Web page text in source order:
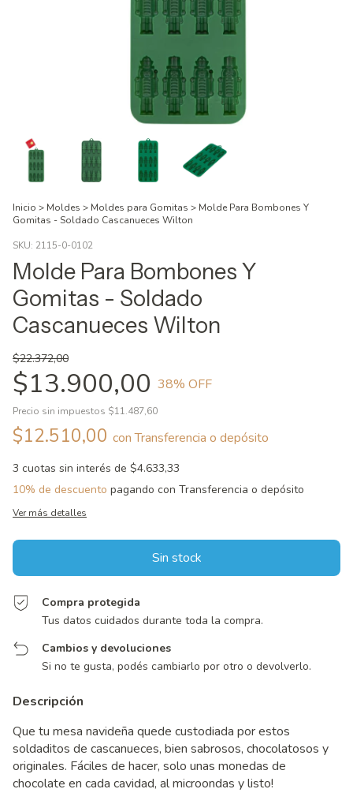
Inicio > Moldes > Moldes para Gomitas > Molde Para Bombones Y
Gomitas - Soldado Cascanueces Wilton
SKU: 2115-0-0102
Molde Para Bombones Y
Gomitas - Soldado
Cascanueces Wilton
$22.372,00
$13.900,00 38% OFF
Precio sin impuestos $11.487,60
$12.510,00 con Transferencia o depósito
3 cuotas sin interés de $4.633,33
10% de descuento pagando con Transferencia o depósito
Ver más detalles
Compra protegida
Tus datos cuidados durante toda la compra.
Cambios y devoluciones
Si no te gusta, podés cambiarlo por otro o devolverlo.
Descripción
Que tu mesa navideña quede custodiada por estos
soldaditos de cascanueces, bien sabrosos, chocolatosos y
originales. Fáciles de hacer, solo unas monedas de
chocolate en cada cavidad, al microondas y listo!